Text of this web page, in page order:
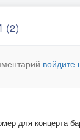
(2)
войдите
для концерта